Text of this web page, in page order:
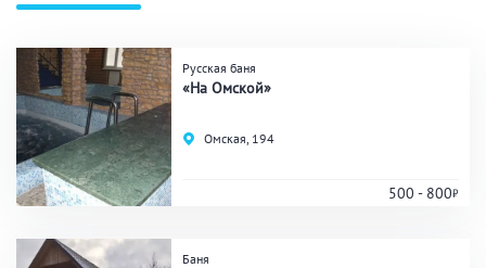
Поводы
Загородный отдых
Праздник/Корпоратив
Вместимость
Русская баня
«На Омской»
Омская, 194
500 - 800
Баня